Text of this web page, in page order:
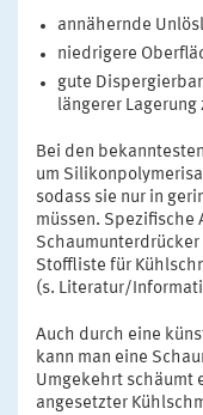
annähernde
niedrigere
gute
längerer
Bei den
um
sodass sie nur in
müssen. Spezifische
Stoffliste für
(s. Literatur/
Auch durch eine
kann man eine
Umgekehrt schäumt
angesetzter